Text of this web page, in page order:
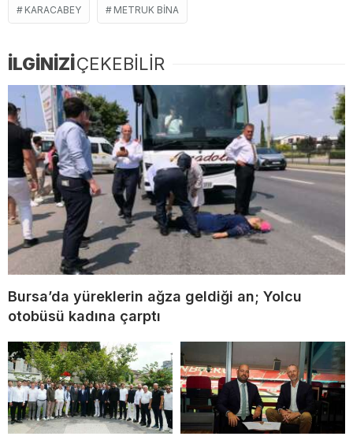
KARACABEY METRUK BINA
İLGİNİZİÇEKEBİLİR
Bursa’da yüreklerin ağza geldiği an; Yolcu
otobüsü kadına çarptı